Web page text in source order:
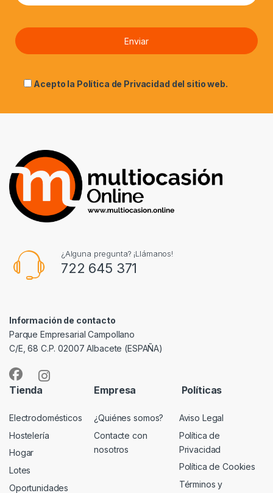
Acepto la Política de Privacidad del sitio web.
¿Alguna pregunta? ¡Llámanos!
722 645 371
Información de contacto
Parque Empresarial Campollano
C/E, 68 C.P. 02007 Albacete (ESPAÑA)
Tienda
Electrodomésticos
Hostelería
Hogar
Lotes
Oportunidades
Empresa
¿Quiénes somos?
Contacte con
nosotros
Políticas
Aviso Legal
Política de
Privacidad
Política de Cookies
Términos y